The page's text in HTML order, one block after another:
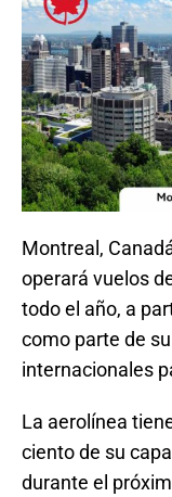
Montreal,
operará vuelos
todo el año, a
como parte de
internacionales
La aerolínea
ciento de su
durante el